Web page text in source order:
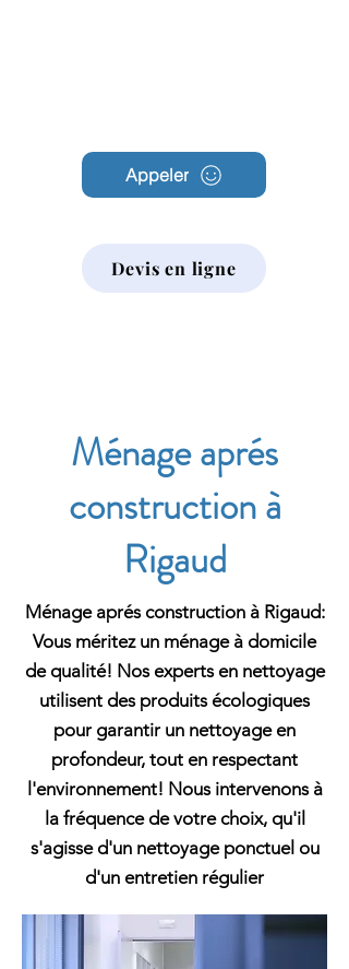
Appeler
Devis en ligne
Ménage aprés
construction à
Rigaud
Ménage aprés construction à Rigaud:
Vous méritez un ménage à domicile
de qualité! Nos experts en nettoyage
utilisent des produits écologiques
pour garantir un nettoyage en
profondeur, tout en respectant
l'environnement! Nous intervenons à
la fréquence de votre choix, qu'il
s'agisse d'un nettoyage ponctuel ou
d'un entretien régulier